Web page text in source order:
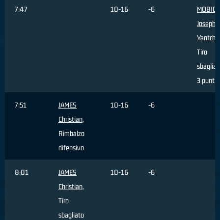
7:47 10-16 -6
MOBIO
Joseph
Tiro
3 punti
7:51
JAMES
Christian,
Rimbalzo
difensivo
10-16 -6
8:01
JAMES
Christian,
Tiro
sbagliato
10-16 -6